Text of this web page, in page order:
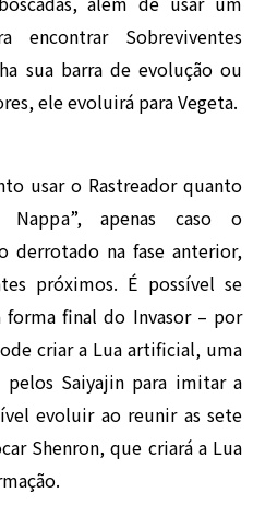
encontrar Sobreviventes
sua barra de evolução ou
ele evoluirá para Vegeta.
usar o Rastreador quanto
Nappa”, apenas caso o
derrotado na fase anterior,
próximos. É possível se
forma final do Invasor – por
criar a Lua artificial, uma
Saiyajin para imitar a
evoluir ao reunir as sete
Shenron, que criará a Lua